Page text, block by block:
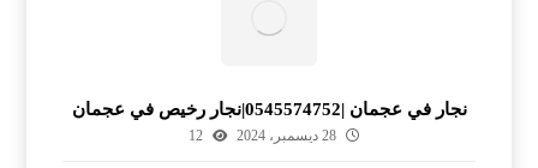
نجار في عجمان |0545574752|نجار رخيص في عجمان
28 ديسمبر، 2024 12